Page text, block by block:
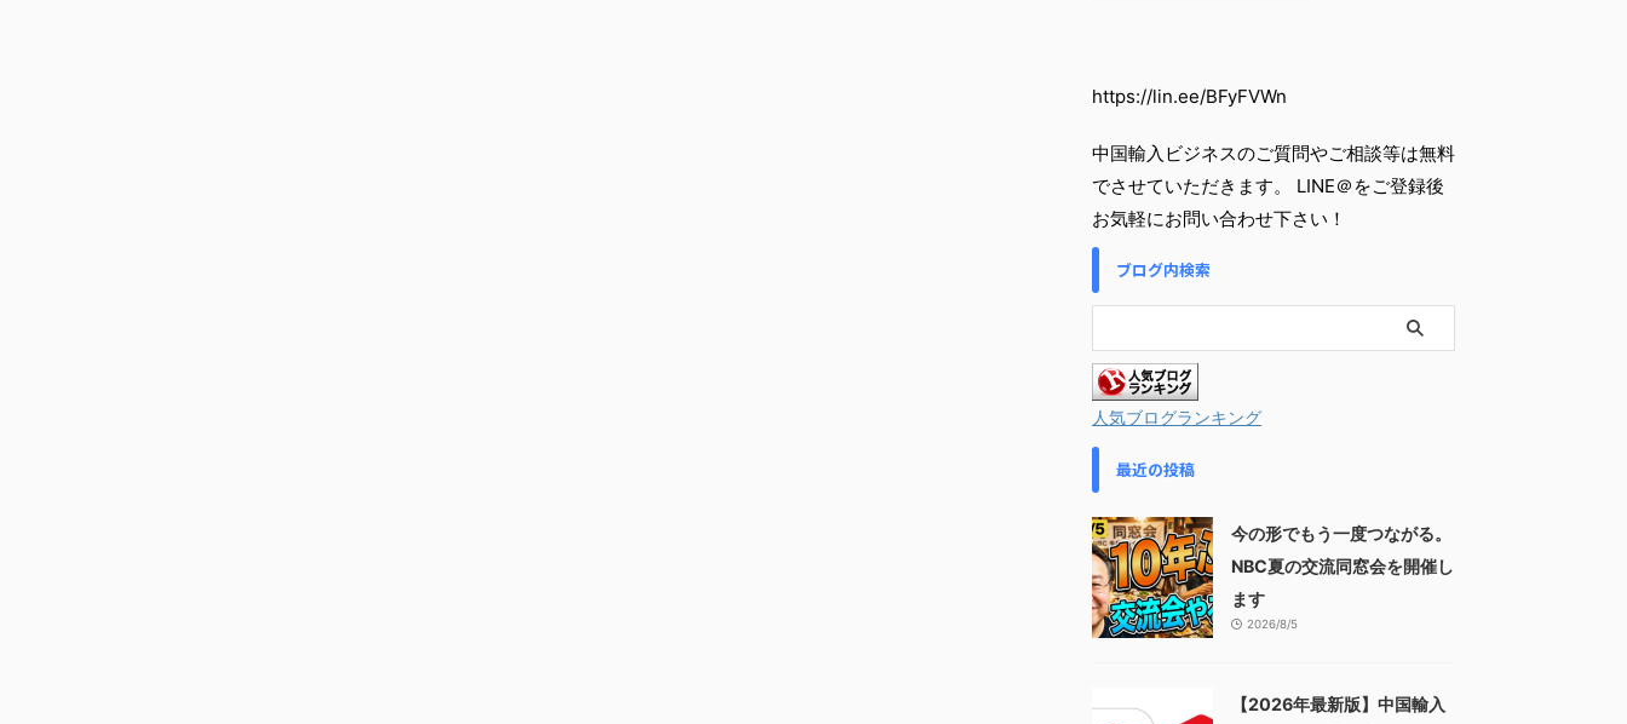
https://lin.ee/BFyFVWn
中国輸入ビジネスのご質問やご相談等は無料
でさせていただきます。 LINE＠をご登録後
お気軽にお問い合わせ下さい！
ブログ内検索
人気ブログランキング
最近の投稿
今の形でもう一度つながる。
NBC夏の交流同窓会を開催し
ます
2026/8/5
【2026年最新版】中国輸入